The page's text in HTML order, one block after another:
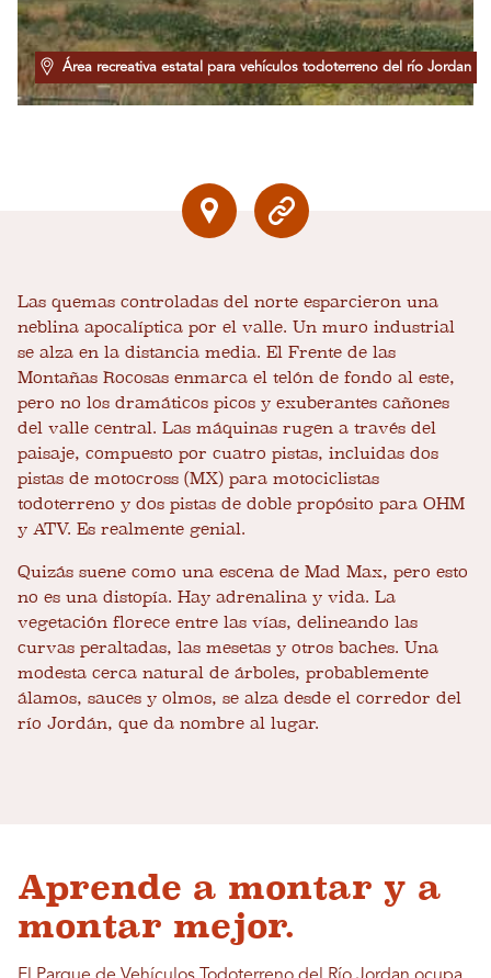
Área recreativa estatal para vehículos todoterreno del río Jordan
Las quemas controladas del norte esparcieron una
neblina apocalíptica por el valle. Un muro industrial
se alza en la distancia media. El Frente de las
Montañas Rocosas enmarca el telón de fondo al este,
pero no los dramáticos picos y exuberantes cañones
del valle central. Las máquinas rugen a través del
paisaje, compuesto por cuatro pistas, incluidas dos
pistas de motocross (MX) para motociclistas
todoterreno y dos pistas de doble propósito para OHM
y ATV. Es realmente genial.
Quizás suene como una escena de Mad Max, pero esto
no es una distopía. Hay adrenalina y vida. La
vegetación florece entre las vías, delineando las
curvas peraltadas, las mesetas y otros baches. Una
modesta cerca natural de árboles, probablemente
álamos, sauces y olmos, se alza desde el corredor del
río Jordán, que da nombre al lugar.
Aprende a montar y a
montar mejor.